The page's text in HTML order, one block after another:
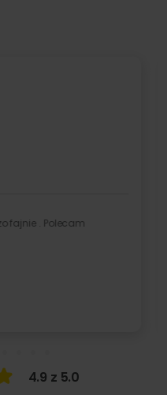
pewno zakupię drugi dla
4.9 z 5.0